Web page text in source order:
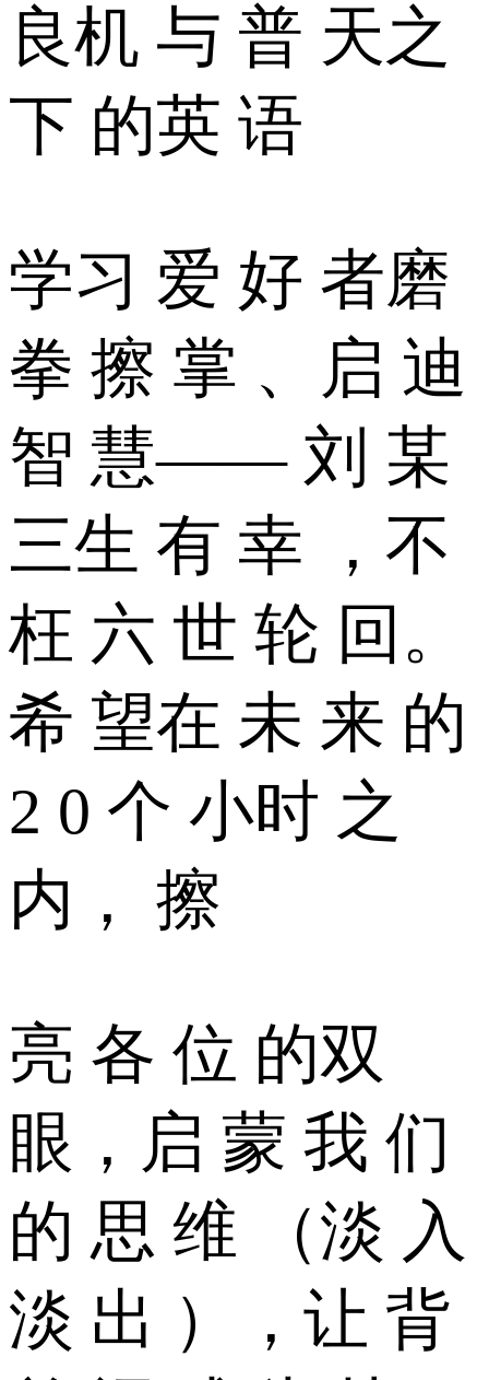
良机 与 普 天之
下 的英 语
学习 爱 好 者磨
拳 擦 掌 、启 迪
智 慧—— 刘 某
三生 有 幸 ，不
枉 六 世 轮 回。
希 望在 未 来 的
2 0 个 小时 之
内， 擦
亮 各 位 的双
眼，启 蒙 我 们
的 思 维 （淡 入
淡 出 ），让 背